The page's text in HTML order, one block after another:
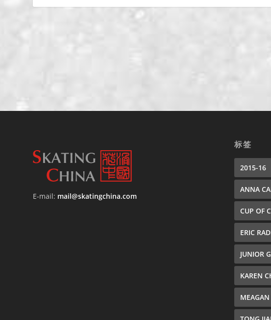
E-mail: mail@skatingchina.com
标签
2015-16
ANNA
CUP OF
ERIC
JUNIOR
KAREN